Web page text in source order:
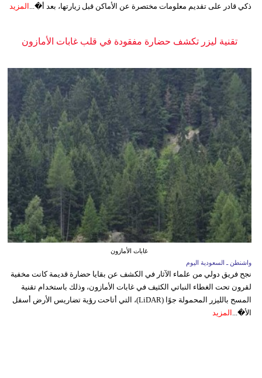
ذكي قادر على تقديم معلومات مختصرة عن الأماكن قبل زيارتها، بعد أ�...
المزيد
تقنية ليزر تكشف حضارة مفقودة في قلب غابات الأمازون
غابات الأمازون
واشنطن ـ السعودية اليوم
نجح فريق دولي من علماء الآثار في الكشف عن بقايا حضارة قديمة كانت مخفية
لقرون تحت الغطاء النباتي الكثيف في غابات الأمازون، وذلك باستخدام تقنية
المسح بالليزر المحمولة جوًا (LiDAR)، التي أتاحت رؤية تضاريس الأرض أسفل
الأ�... المزيد